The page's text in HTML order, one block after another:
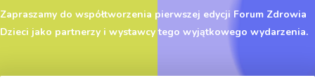
Zapraszamy do współtworzenia pierwszej edycji Forum Zdrowia
Dzieci jako partnerzy i wystawcy tego wyjątkowego wydarzenia.